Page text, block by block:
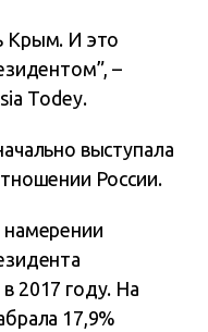
Крым. И это
–
Tоdey.
выступала
России.
2017 году. На
17,9%